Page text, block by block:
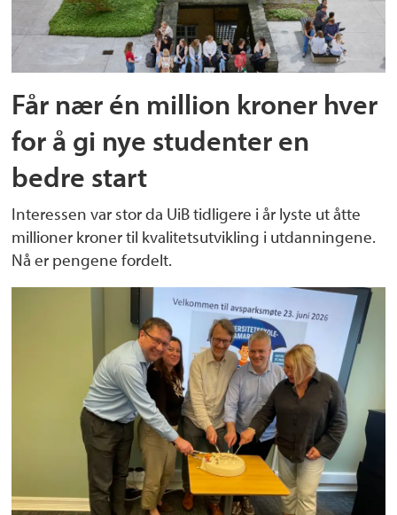
Får nær én million kroner hver
for å gi nye studenter en
bedre start
Interessen var stor da UiB tidligere i år lyste ut åtte
millioner kroner til kvalitetsutvikling i utdanningene.
Nå er pengene fordelt.